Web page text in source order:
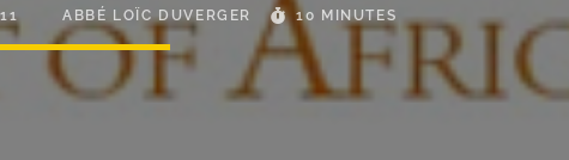
ABBÉ LOÏC DUVERGER 10 MINUTES